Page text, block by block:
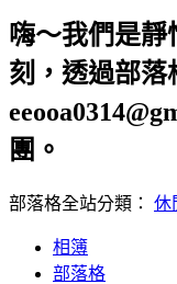
嗨～我們是
刻，透過部落
團。
部落格全站分類： 休
相簿
部落格